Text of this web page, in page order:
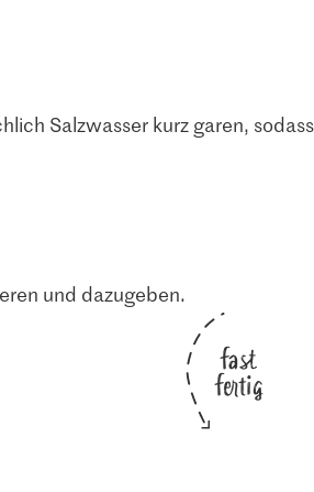
Salzwasser kurz garen,
und dazugeben.
fast
fertig